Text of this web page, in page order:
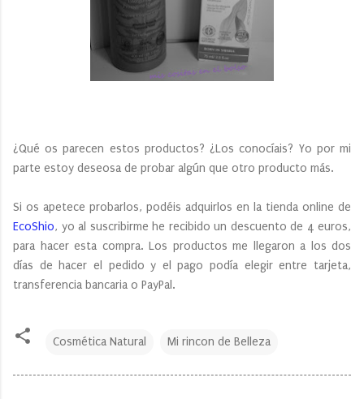
¿Qué os parecen estos productos? ¿Los conocíais? Yo por mi
parte estoy deseosa de probar algún que otro producto más.
Si os apetece probarlos, podéis adquirlos en la tienda online de
EcoShio, yo al suscribirme he recibido un descuento de 4 euros,
para hacer esta compra. Los productos me llegaron a los dos
días de hacer el pedido y el pago podía elegir entre tarjeta,
transferencia bancaria o PayPal.
Cosmética Natural Mi rincon de Belleza